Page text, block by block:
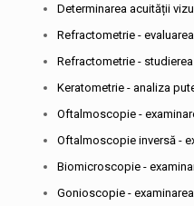
Determinarea acuității
Refractometrie -
Refractometrie -
Keratometrie - analiza
Oftalmoscopie -
Oftalmoscopie inversă -
Biomicroscopie -
Gonioscopie -